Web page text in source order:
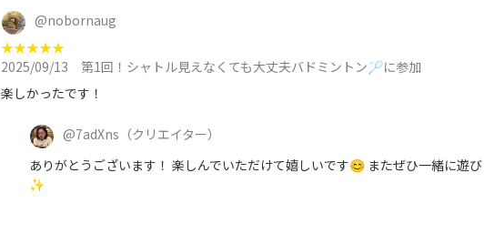
@nobornaug
★★★★★
2025/09/13
第1回！シャトル見えなくても大丈夫バドミントン🏸に参加
楽しかったです！
@7adXns （クリエイター）
ありがとうございます！ 楽しんでいただけて嬉しいです😊 またぜひ一緒に遊
✨